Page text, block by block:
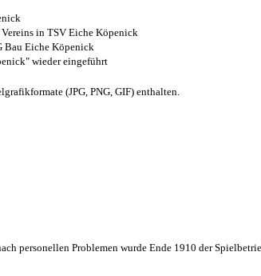
in TSV Eiche Köpenick
Bau Eiche Köpenick
wieder eingeführt
(JPG, PNG, GIF) enthalten.
personellen Problemen wurde Ende 1910 der